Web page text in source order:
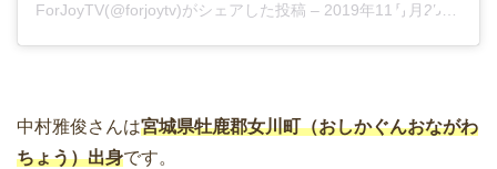
ForJoyTV(@forjoytv)がシェアした投稿 – 2019年11月月25日午後7時12分PST
中村雅俊さんは宮城県牡鹿郡女川町（おしかぐんおながわ
ちょう）出身です。